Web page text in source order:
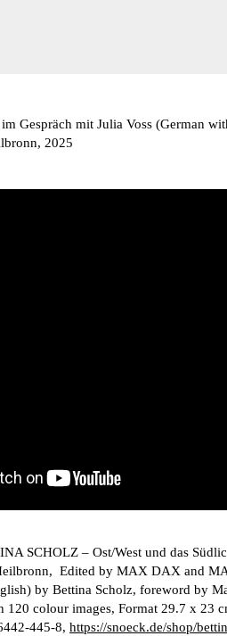
Gespräch mit Julia Voss (German
2025
SCHOLZ – Ost/West und das
Edited by MAX DAX and
by Bettina Scholz, foreword by
120 colour images, Format 29.7 x 23
445-8, https://snoeck.de/shop/